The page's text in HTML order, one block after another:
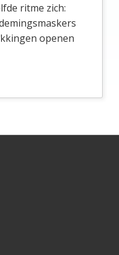
ritme zich:
openen